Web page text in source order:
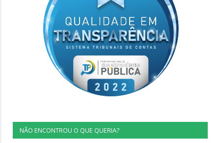
NÃO ENCONTROU O QUE QUERIA?